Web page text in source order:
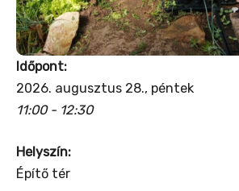
Időpont:
2026. augusztus 28., péntek
11:00 - 12:30
Helyszín:
Építő tér